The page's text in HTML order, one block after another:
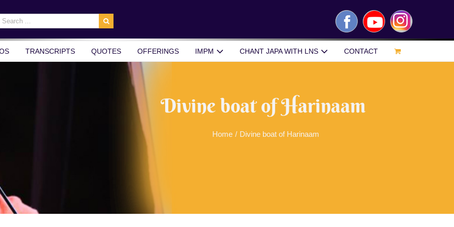
FacebookYouTubeInstagram
TRANSCRIPTS QUOTES OFFERINGS IMPM CHANT JAPA WITH LNS CONTACT
Divine boat of Harinaam
Home / Divine boat of Harinaam